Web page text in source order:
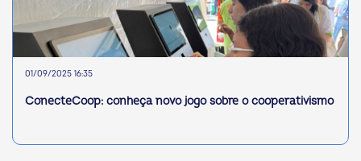
01/09/2025 16:35
ConecteCoop: conheça novo jogo sobre o cooperativismo